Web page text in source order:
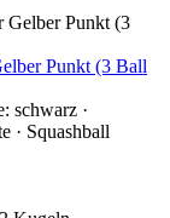
Punkt (3 Ball
schwarz ·
· Squashball